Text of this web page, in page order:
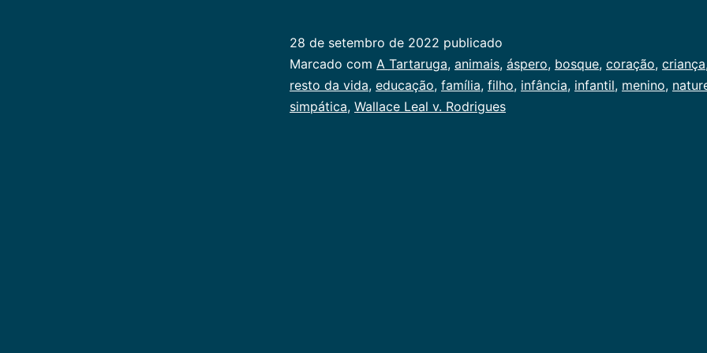
28 de setembro de 2022 publicado
Categorizado
como
Infancia
Marcado com A Tartaruga, animais, áspero, bosque, coração, criança
resto da vida, educação, família, filho, infância, infantil, menino,
simpática, Wallace Leal v. Rodrigues